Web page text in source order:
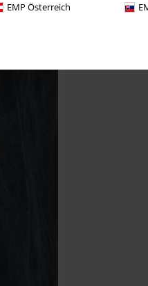
EMP Österreich